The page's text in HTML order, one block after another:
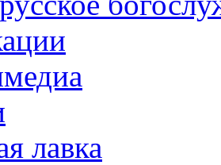
лавка